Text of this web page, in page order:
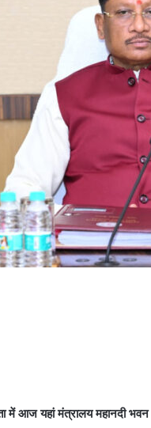
में आज यहां मंत्रालय महानदी